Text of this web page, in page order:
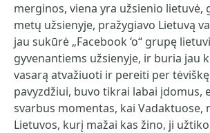
merginos, viena yra užsienio lietuvė,
metų užsienyje, pražygiavo Lietuvą
jau sukūrė „Facebook ‘o“ grupę
gyvenantiems užsienyje, ir buria jau
vasarą atvažiuoti ir pereiti per
pavyzdžiui, buvo tikrai labai įdomus,
svarbus momentas, kai Vadaktuose,
Lietuvos, kurį mažai kas žino, ji